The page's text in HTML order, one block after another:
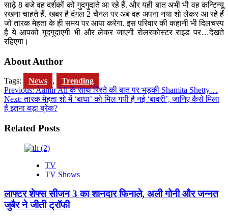
साढ़े 8 बजे वह दर्शकों को गुदगुदाते आ रहे हैं. और यही बात अभी भी वह कन्टिन्यू
रखना चाहते हैं. खबर है दंगल 2 चैनल पर अब वह अपना नया शो लेकर आ रहे हैं
जो तारक मेहता के ही समय पर आया करेगा. इस परिवार की कहानी भी दिलचस्प
है ये आपको गुदगुदाएगी भी और लेकर जाएगी रोलरकोस्टर राइड पर…देखते
रहिएगा।
About Author
Tags: News , Trending
Post
navigation
Previous:Aamir Ali के साथ रिश्ते की बात पर भड़की Shamita Shetty…
Next:तारक मेहता शो में ‘बाघा’ को मिल गयी है नई ‘बावरी’, जानिए कैसे मिला
है इतना बड़ा ब्रेक?
Related Posts
TV
TV Shows
लाफ्टर शेफ्स सीजन 3 का शानदार फिनाले, अली गोनी और जन्नत
जुबैर ने जीती ट्रॉफी